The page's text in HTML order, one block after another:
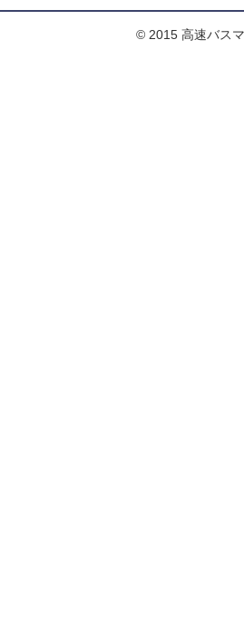
© 2015 高速バス